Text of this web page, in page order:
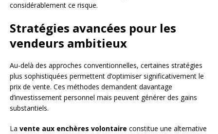
considérablement ce risque.
Stratégies avancées pour les
vendeurs ambitieux
Au-delà des approches conventionnelles, certaines stratégies
plus sophistiquées permettent d’optimiser significativement le
prix de vente. Ces méthodes demandent davantage
d’investissement personnel mais peuvent générer des gains
substantiels.
La vente aux enchères volontaire constitue une alternative